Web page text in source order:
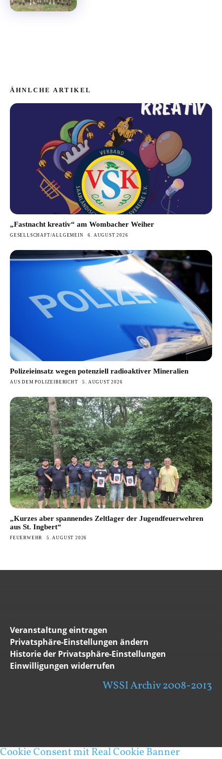
ÄHNLCHE ARTIKEL
„Fastnacht kreativ“ am Wombacher Weiher
GESELLSCHAFT/ALLGEMEIN 6. AUGUST 2026
Polizeieinsatz wegen potenziell radioaktiver Mineralien
AUS DEM POLIZEIBERICHT 5. AUGUST 2026
„Kurzes aber spannendes Zeltlager der Jugendfeuerwehren
aus St. Ingbert“
FEUERWEHR 5. AUGUST 2026
Veranstaltung eintragen
Privatsphäre-Einstellungen ändern
Historie der Privatsphäre-Einstellungen
Einwilligungen widerrufen
WSSI Archiv 2008-2013
Cookie Consent mit Real Cookie Banner